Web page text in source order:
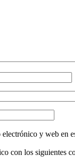
y web en
con los siguientes